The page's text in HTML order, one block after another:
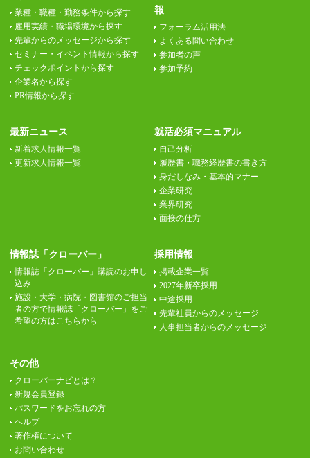
業種・職種・勤務条件から探す
雇用実績・職場環境から探す
先輩からのメッセージから探す
セミナー・イベント情報から探す
チェックポイントから探す
企業名から探す
PR情報から探す
報
フォーラム活用法
よくある問い合わせ
参加者の声
参加予約
最新ニュース
新着求人情報一覧
更新求人情報一覧
就活必須マニュアル
自己分析
履歴書・職務経歴書の書き方
身だしなみ・基本的マナー
企業研究
業界研究
面接の仕方
情報誌「クローバー」
情報誌「クローバー」購読のお申し
込み
施設・大学・病院・図書館のご担当
者の方で情報誌「クローバー」をご
希望の方はこちらから
採用情報
掲載企業一覧
2027年新卒採用
中途採用
先輩社員からのメッセージ
人事担当者からのメッセージ
その他
クローバーナビとは？
新規会員登録
パスワードをお忘れの方
ヘルプ
著作権について
お問い合わせ